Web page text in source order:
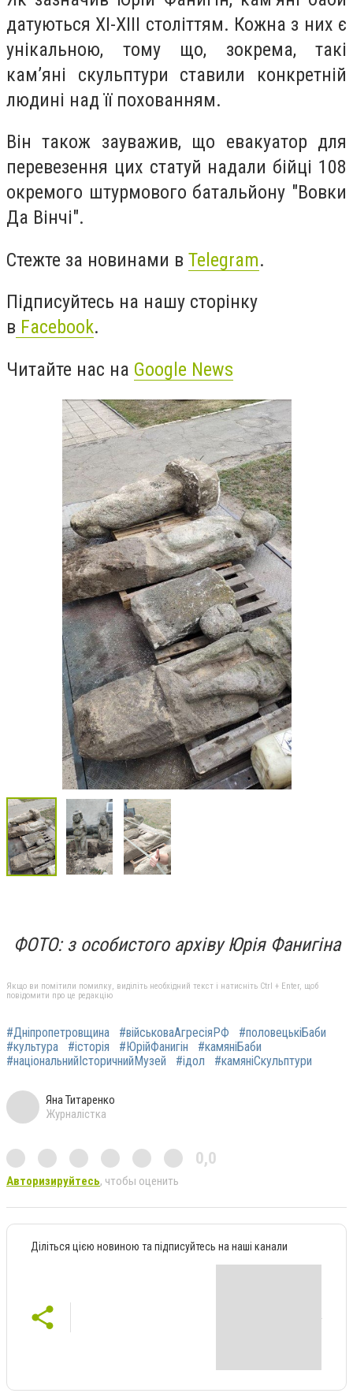
датуються XI-XIII століттям. Кожна з них є
унікальною, тому що, зокрема, такі
кам’яні скульптури ставили конкретній
людині над її похованням.
Він також зауважив, що евакуатор для
перевезення цих статуй надали бійці 108
окремого штурмового батальйону "Вовки
Да Вінчі".
Стежте за новинами в Telegram.
Підписуйтесь на нашу сторінку
в Facebook.
Читайте нас на Google News
ФОТО: з особистого архіву Юрія Фанигіна
Якщо ви помітили помилку, виділіть необхідний текст і натисніть Ctrl + Enter, щоб
повідомити про це редакцію
#Дніпропетровщина #військоваАгресіяРФ
#половецькіБаби
#культура
#історія #ЮрійФанигін
#камяніБаби
#національнийІсторичнийМузей
#ідол #камяніСкульптури
Яна Титаренко
Журналістка
0,0
Авторизируйтесь, чтобы оценить
Діліться цією новиною та підписуйтесь на наші канали